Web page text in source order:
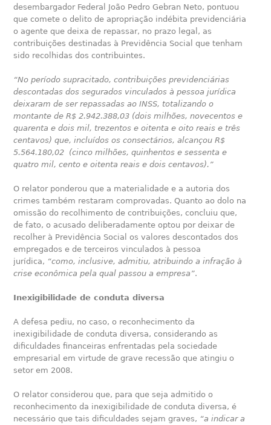
desembargador Federal João Pedro Gebran Neto, pontuou
que comete o delito de apropriação indébita previdenciária
o agente que deixa de repassar, no prazo legal, as
contribuições destinadas à Previdência Social que tenham
sido recolhidas dos contribuintes.
“No período supracitado, contribuições previdenciárias
descontadas dos segurados vinculados à pessoa jurídica
deixaram de ser repassadas ao INSS, totalizando o
montante de R$ 2.942.388,03 (dois milhões, novecentos e
quarenta e dois mil, trezentos e oitenta e oito reais e três
centavos) que, incluídos os consectários, alcançou R$
5.564.180,02 (cinco milhões, quinhentos e sessenta e
quatro mil, cento e oitenta reais e dois centavos).”
O relator ponderou que a materialidade e a autoria dos
crimes também restaram comprovadas. Quanto ao dolo na
omissão do recolhimento de contribuições, concluiu que,
de fato, o acusado deliberadamente optou por deixar de
recolher à Previdência Social os valores descontados dos
empregados e de terceiros vinculados à pessoa
jurídica, “como, inclusive, admitiu, atribuindo a infração à
crise econômica pela qual passou a empresa”.
Inexigibilidade de conduta diversa
A defesa pediu, no caso, o reconhecimento da
inexigibilidade de conduta diversa, considerando as
dificuldades financeiras enfrentadas pela sociedade
empresarial em virtude de grave recessão que atingiu o
setor em 2008.
O relator considerou que, para que seja admitido o
reconhecimento da inexigibilidade de conduta diversa, é
necessário que tais dificuldades sejam graves, “a indicar a